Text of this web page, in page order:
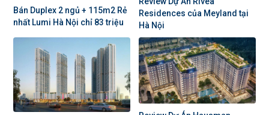
Bán Duplex 2 ngủ + 115m2 Rẻ
nhất Lumi Hà Nội chỉ 83 triệu
Residences của Meyland tại
Hà Nội